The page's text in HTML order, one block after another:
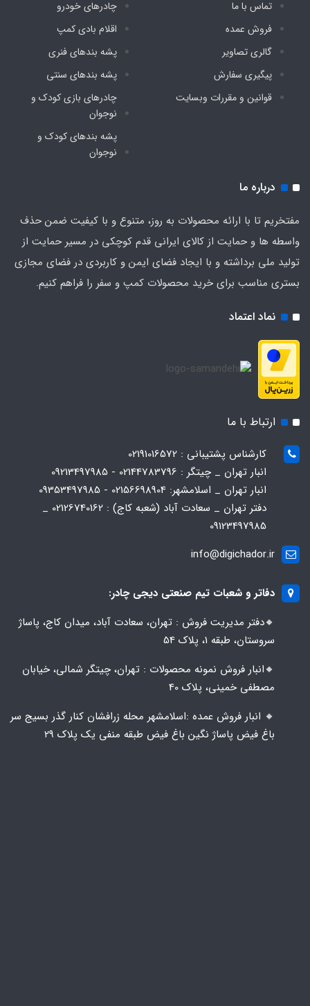
نماد اعتماد
تماس با ما
فروش عمده
گالری تصاویر
پیگیری سفارش
قوانین و مقررات وبسایت
چادرهای خودرو
اقلام بادی کمپ
پشه‌ بندهای فنری
پشه‌ بندهای سنتی
چادرهای بازی کودک و
نوجوان
پشه‌ بندهای کودک و
نوجوان
درباره ما
مفتخریم تا با ارائه محصولات به روز، متنوع و با کیفیت ضمن حذف
واسطه ها و حمایت از کالای ایرانی قدم کوچکی در مسیر حمایت از
تولید ملی برداشته و با ایجاد فضای ایمن و کاربردی در فضای مجازی
بستری مناسب برای خرید محصولات کمپ و سفر را فراهم کنیم.
ارتباط با ما
کارشناس پشتیبانی : 02191016572
انبار تهران _ چیتگر : 02144783796 - 09213497985
انبار تهران _ اسلامشهر: 02156698904 - 09353497985
دفتر تهران _ سعادت آباد (شعبه کاج) : 02126740162 _
09123497985
info@digichador.ir
دفاتر و شعبات تیم صنعتی دیجی چادر:
🔸️​​دفتر مدیریت فروش : تهران، سعادت آباد، میدان کاج، پاساژ
سروستان، طبقه 1، پلاک 54
🔸️​​انبار فروش نمونه محصولات : تهران، چیتگر شمالی، خیابان
مصطفی خمینی، پلاک 40
🔸️ انبار فروش عمده :اسلامشهر محله زرافشان کنار گذر بسیج سر
باغ فیض پاساژ نگین باغ فیض طبقه منفی یک پلاک ۲۹